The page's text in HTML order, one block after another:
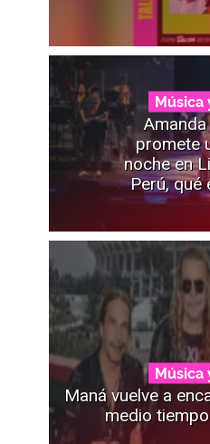
Música
promete
noche en
Perú, qué
Música
Maná vuelve a
medio